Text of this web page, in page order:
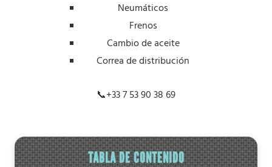
Neumáticos
Frenos
Cambio de aceite
Correa de distribución
📞+33 7 53 90 38 69
TABLA DE CONTENIDO